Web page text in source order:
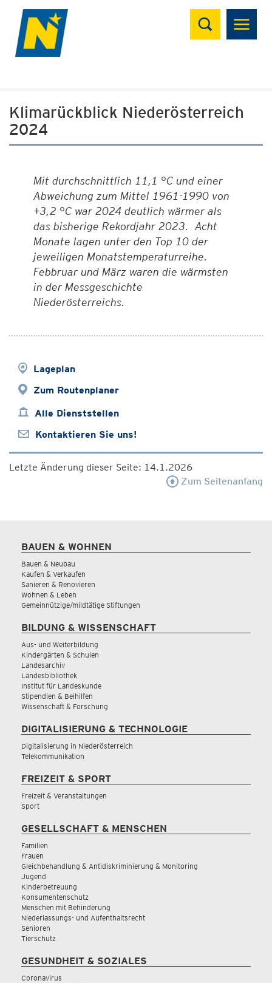
Suchen
Klimarückblick Niederösterreich
2024
Mit durchschnittlich 11,1 °C und einer
Abweichung zum Mittel 1961-1990 von
+3,2 °C war 2024 deutlich wärmer als
das bisherige Rekordjahr 2023. Acht
Monate lagen unter den Top 10 der
jeweiligen Monatstemperaturreihe.
Febbruar und März waren die wärmsten
in der Messgeschichte
Niederösterreichs.
Lageplan
Zum Routenplaner
Alle Dienststellen
Kontaktieren Sie uns!
Letzte Änderung dieser Seite: 14.1.2026
Zum Seitenanfang
BAUEN & WOHNEN
Bauen & Neubau
Kaufen & Verkaufen
Sanieren & Renovieren
Wohnen & Leben
Gemeinnützige/mildtätige Stiftungen
BILDUNG & WISSENSCHAFT
Aus- und Weiterbildung
Kindergärten & Schulen
Landesarchiv
Landesbibliothek
Institut für Landeskunde
Stipendien & Beihilfen
Wissenschaft & Forschung
DIGITALISIERUNG & TECHNOLOGIE
Digitalisierung in Niederösterreich
Telekommunikation
FREIZEIT & SPORT
Freizeit & Veranstaltungen
Sport
GESELLSCHAFT & MENSCHEN
Familien
Frauen
Gleichbehandlung & Antidiskriminierung & Monitoring
Jugend
Kinderbetreuung
Konsumentenschutz
Menschen mit Behinderung
Niederlassungs- und Aufenthaltsrecht
Senioren
Tierschutz
GESUNDHEIT & SOZIALES
Coronavirus